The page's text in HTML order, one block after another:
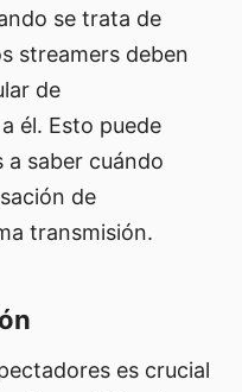
se trata de
streamers deben
de
él. Esto puede
a saber cuándo
de
transmisión.
es crucial